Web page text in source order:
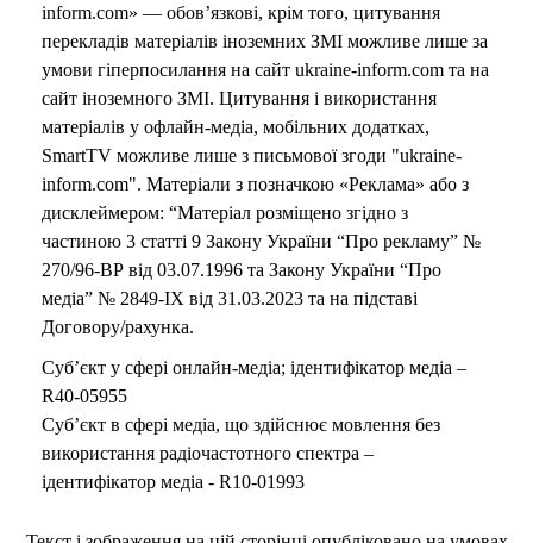
inform.com» — обов’язкові, крім того, цитування
перекладів матеріалів іноземних ЗМІ можливе лише за
умови гіперпосилання на сайт ukraine-inform.com та на
сайт іноземного ЗМІ. Цитування і використання
матеріалів у офлайн-медіа, мобільних додатках,
SmartTV можливе лише з письмової згоди "ukraine-
inform.com". Матеріали з позначкою «Реклама» або з
дисклеймером: “Матеріал розміщено згідно з
частиною 3 статті 9 Закону України “Про рекламу” №
270/96-ВР від 03.07.1996 та Закону України “Про
медіа” № 2849-IX від 31.03.2023 та на підставі
Договору/рахунка.
Суб’єкт у сфері онлайн-медіа; ідентифікатор медіа –
R40-05955
Суб’єкт в сфері медіа, що здійснює мовлення без
використання радіочастотного спектра –
ідентифікатор медіа - R10-01993